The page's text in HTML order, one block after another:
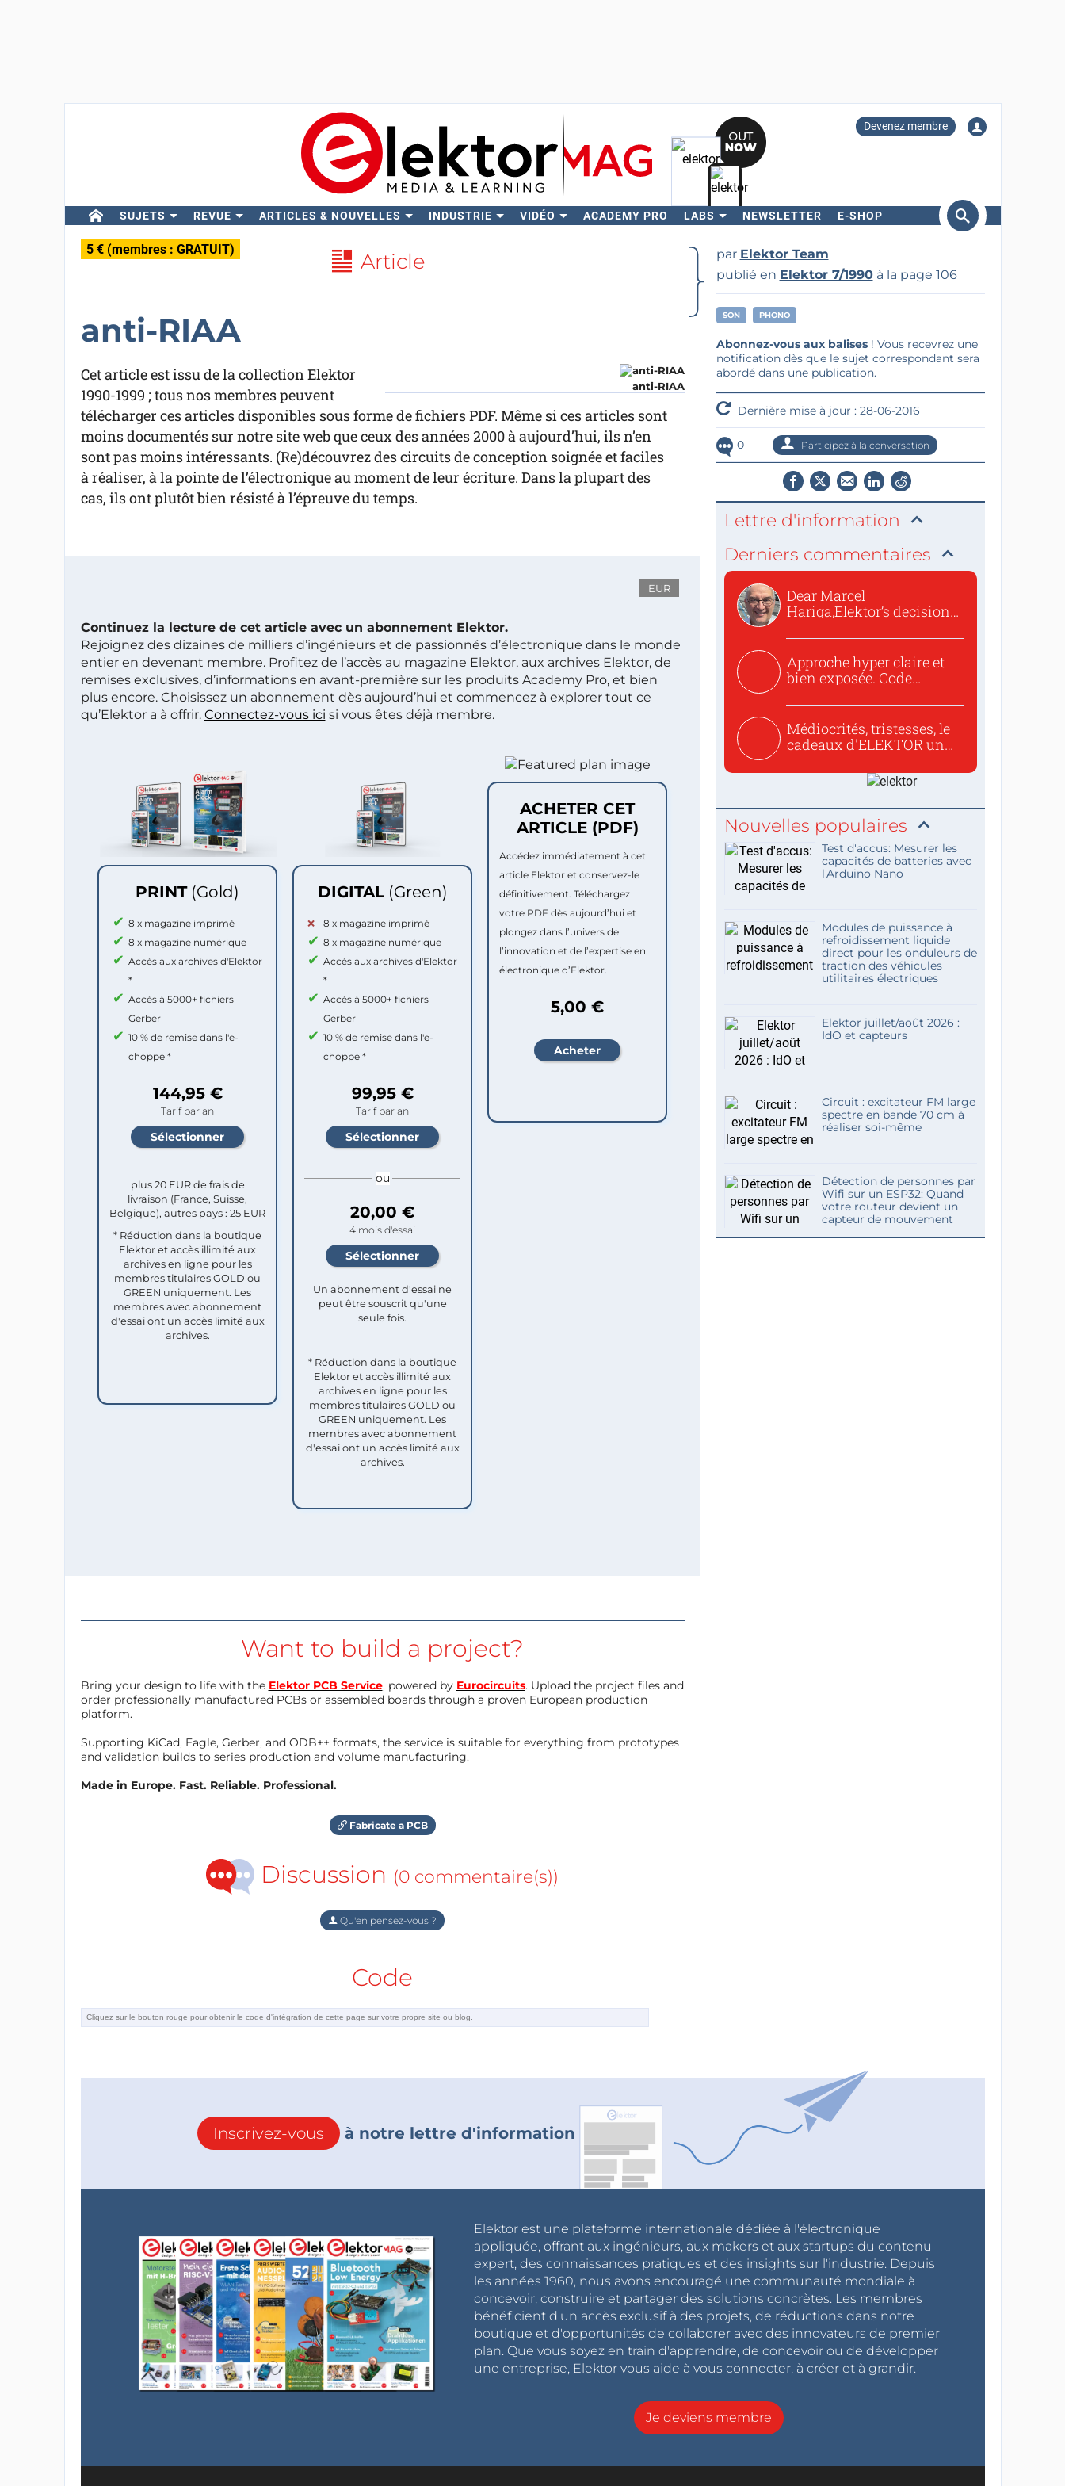
Devenez membre
SUJETS REVUE ARTICLES & NOUVELLES INDUSTRIE VIDÉO ACADEMY PRO LABS NEWSLETTER E-SHOP
Rechercher
5 € (membres : GRATUIT) Article
anti-RIAA
anti-RIAA
Cet article est issu de la collection Elektor
1990-1999 ; tous nos membres peuvent
télécharger ces articles disponibles sous forme de fichiers PDF. Même si ces articles sont
moins documentés sur notre site web que ceux des années 2000 à aujourd’hui, ils n’en
sont pas moins intéressants. (Re)découvrez des circuits de conception soignée et faciles
à réaliser, à la pointe de l’électronique au moment de leur écriture. Dans la plupart des
cas, ils ont plutôt bien résisté à l’épreuve du temps.
EUR
Continuez la lecture de cet article avec un abonnement Elektor.
Rejoignez des dizaines de milliers d’ingénieurs et de passionnés d’électronique dans le monde
entier en devenant membre. Profitez de l’accès au magazine Elektor, aux archives Elektor, de
remises exclusives, d’informations en avant-première sur les produits Academy Pro, et bien
plus encore. Choisissez un abonnement dès aujourd’hui et commencez à explorer tout ce
qu’Elektor a à offrir. Connectez-vous ici si vous êtes déjà membre.
PRINT (Gold)
8 x magazine imprimé
8 x magazine numérique
Accès aux archives d'Elektor
*
Accès à 5000+ fichiers
Gerber
10 % de remise dans l'e-
choppe *
144,95 €
Tarif par an
plus 20 EUR de frais de
livraison (France, Suisse,
Belgique), autres pays : 25 EUR
* Réduction dans la boutique
Elektor et accès illimité aux
archives en ligne pour les
membres titulaires GOLD ou
GREEN uniquement. Les
membres avec abonnement
d'essai ont un accès limité aux
archives.
DIGITAL (Green)
8 x magazine imprimé
8 x magazine numérique
Accès aux archives d'Elektor
*
Accès à 5000+ fichiers
Gerber
10 % de remise dans l'e-
choppe *
99,95 €
Tarif par an
ou
20,00 €
4 mois d'essai
Un abonnement d'essai ne
peut être souscrit qu'une
seule fois.​
* Réduction dans la boutique
Elektor et accès illimité aux
archives en ligne pour les
membres titulaires GOLD ou
GREEN uniquement. Les
membres avec abonnement
d'essai ont un accès limité aux
archives.
ACHETER CET
ARTICLE (PDF)
Accédez immédiatement à cet
article Elektor et conservez-le
définitivement. Téléchargez
votre PDF dès aujourd’hui et
plongez dans l’univers de
l’innovation et de l’expertise en
électronique d’Elektor.
5,00 €
Want to build a project?
Bring your design to life with the Elektor PCB Service, powered by Eurocircuits. Upload the project files and
order professionally manufactured PCBs or assembled boards through a proven European production
platform.
Supporting KiCad, Eagle, Gerber, and ODB++ formats, the service is suitable for everything from prototypes
and validation builds to series production and volume manufacturing.
Made in Europe. Fast. Reliable. Professional.
Fabricate a PCB
Discussion (0 commentaire(s))
Qu'en pensez-vous ?
Code
par Elektor Team
publié en Elektor 7/1990à la page 106
SON PHONO
Abonnez-vous aux balises! Vous recevrez une
notification dès que le sujet correspondant sera
abordé dans une publication.
Dernière mise à jour : 28-06-2016
0 Participez à la conversation
Lettre d'information
Derniers commentaires
Dear Marcel
Hariga,Elektor’s decision
Approche hyper claire et
bien exposée. Code
Médiocrités, tristesses, le
cadeaux d'ELEKTOR un
Nouvelles populaires
Test d'accus: Mesurer les
capacités de batteries avec
l'Arduino Nano
Modules de puissance à
refroidissement liquide
direct pour les onduleurs de
traction des véhicules
utilitaires électriques
Elektor juillet/août 2026 :
IdO et capteurs
Circuit : excitateur FM large
spectre en bande 70 cm à
réaliser soi-même
Détection de personnes par
Wifi sur un ESP32: Quand
votre routeur devient un
capteur de mouvement
Inscrivez-vous à notre lettre d'information
Elektor est une plateforme internationale dédiée à l'électronique
appliquée, offrant aux ingénieurs, aux makers et aux startups du contenu
expert, des connaissances pratiques et des insights sur l'industrie. Depuis
les années 1960, nous avons encouragé une communauté mondiale à
concevoir, construire et partager des solutions concrètes. Les membres
bénéficient d'un accès exclusif à des projets, de réductions dans notre
boutique et d'opportunités de collaborer avec des innovateurs de premier
plan. Que vous soyez en train d'apprendre, de concevoir ou de développer
une entreprise, Elektor vous aide à vous connecter, à créer et à grandir.
Je deviens membre